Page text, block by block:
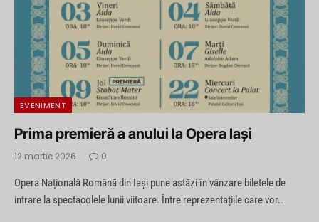
EVENIMENT
Prima premieră a anului la Opera Iași
12 martie 2026 0
Opera Națională Română din Iași pune astăzi în vânzare biletele de
intrare la spectacolele lunii viitoare. Între reprezentațiile care vor…